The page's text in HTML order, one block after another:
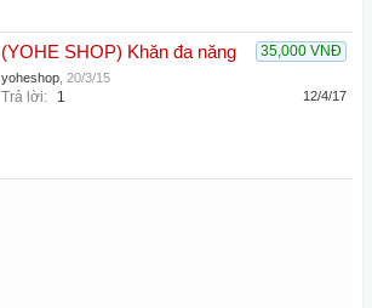
35,000 VNĐ
(YOHE SHOP) Khăn đa năng
yoheshop 20/3/15
Trả lời: 1 12/4/17